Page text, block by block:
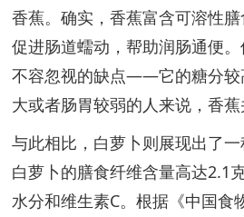
香蕉。确实，香蕉富含可溶性
促进肠道蠕动，帮助润肠通便
不容忽视的缺点——它的糖分较
大或者肠胃较弱的人来说，香蕉
与此相比，白萝卜则展现出了一
白萝卜的膳食纤维含量高达2.1
水分和维生素C。根据《中国食